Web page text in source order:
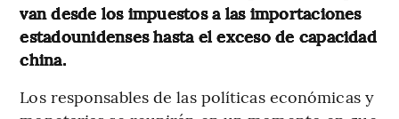
van desde los impuestos a las importaciones
estadounidenses hasta el exceso de capacidad
china.
Los responsables de las políticas económicas y